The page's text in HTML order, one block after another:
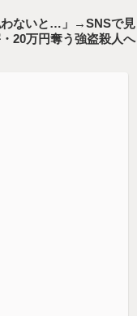
わないと…」→SNSで見
20万円奪う強盗殺人へ